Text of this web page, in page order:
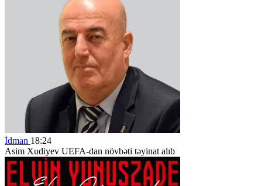
İdman 18:24
Asim Xudiyev UEFA-dan növbəti təyinat alıb